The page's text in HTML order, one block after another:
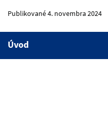
Publikované 4. novembra 2024
Úvod
1.Úvod